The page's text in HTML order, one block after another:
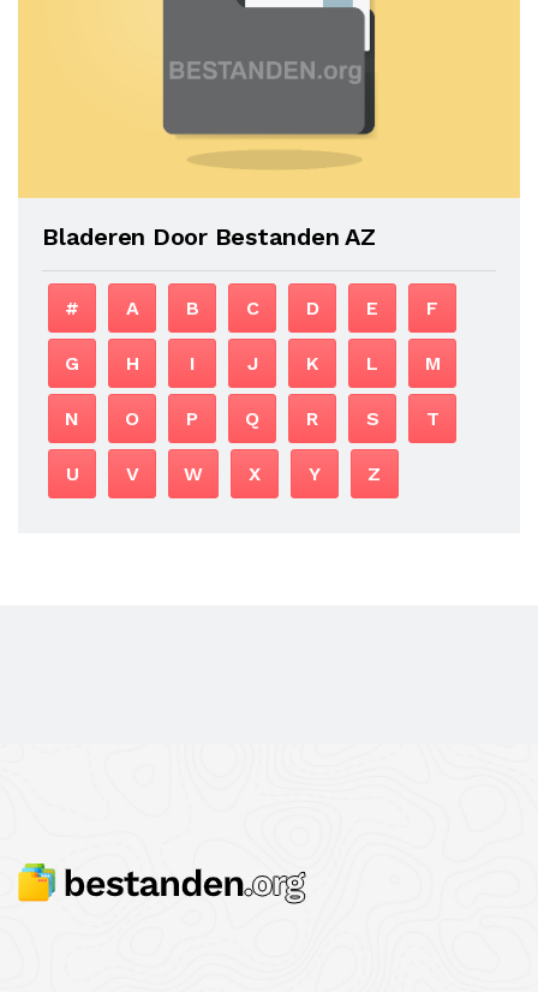
Bladeren Door Bestanden AZ
# A B C D E F
G H I J K L M
N O P Q R S T
U V W X Y Z